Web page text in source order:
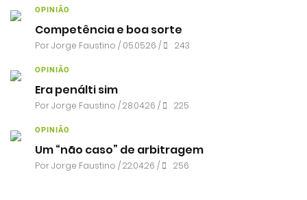
OPINIÃO
Competência e boa sorte
PorJorge Faustino / 05.05.26 / 243
OPINIÃO
Era penálti sim
PorJorge Faustino / 28.04.26 / 225
OPINIÃO
Um “não caso” de arbitragem
PorJorge Faustino / 22.04.26 / 256